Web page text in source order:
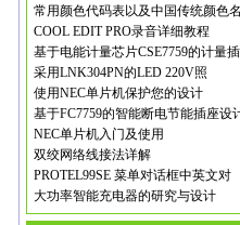
常用颜色代码表以及中国传统颜色
COOL EDIT PRO录音详细教程
基于电能计量芯片CSE7759的计量
采用LNK304PN的LED 220V照
使用NEC单片机保护您的设计
基于FC7759的智能断电节能插座设
NEC单片机入门及使用
双绞网络线接法详解
PROTEL99SE 菜单对话框中英文对
大功率智能充电器的研究与设计